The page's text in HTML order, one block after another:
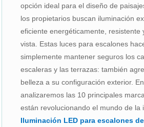
opción ideal para el diseño de
los propietarios buscan iluminación
eficiente energéticamente, resistente
vista. Estas luces para escalones
simplemente mantener seguros los
escaleras y las terrazas: también
belleza a su configuración exterior.
analizaremos las 10 principales
están revolucionando el mundo de la
Iluminación LED para escalones